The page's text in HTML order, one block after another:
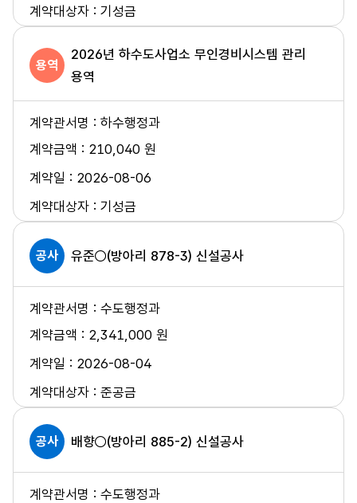
기성금
하수행정과
용역
2026년 하수도사업소 무인경비시스템 관리
용역
210,040 원
2026-08-06
기성금
수도행정과
공사 유준○(방아리 878-3) 신설공사
2,341,000 원
2026-08-04
준공금
수도행정과
공사 배향○(방아리 885-2) 신설공사